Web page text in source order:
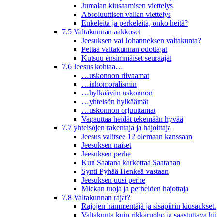
Jumalan kiusaamisen viettelys
Absoluuttisen vallan viettelys
Enkeleitä ja perkeleitä, onko heitä?
7.5 Valtakunnan aakkoset
Jeesuksen vai Johanneksen valtakunta?
Pettää valtakunnan odottajat
Kutsuu ensimmäiset seuraajat
7.6 Jeesus kohtaa…
…uskonnon riivaamat
…inhomoralismin
…hylkäävän uskonnon
…yhteisön hylkäämät
…uskonnon orjuuttamat
Vapauttaa heidät tekemään hyvää
7.7 yhteisöjen rakentaja ja hajoittaja
Jeesus valitsee 12 olemaan kanssaan
Jeesuksen naiset
Jeesuksen perhe
Kun Saatana karkottaa Saatanan
Synti Pyhää Henkeä vastaan
Jeesuksen uusi perhe
Miekan tuoja ja perheiden hajottaja
7.8 Valtakunnan rajat?
Rajojen hämmentäjä ja sisäpiirin kiusaukset.
Valtakunta kuin rikkaruoho ja saastuttava